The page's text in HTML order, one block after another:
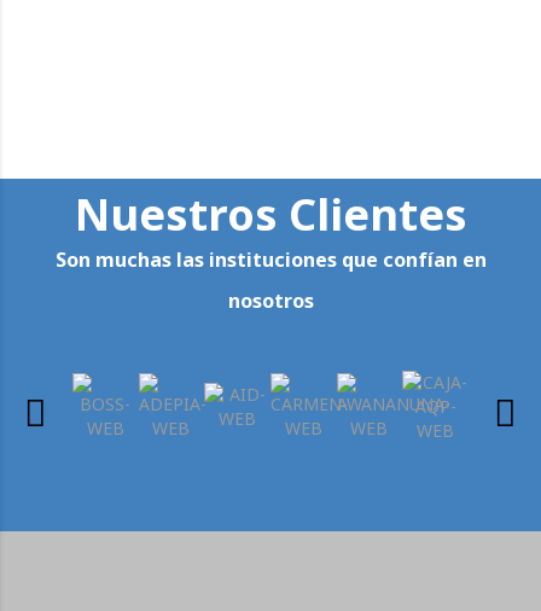
Nuestros Clientes
Son muchas las instituciones que confían en
nosotros